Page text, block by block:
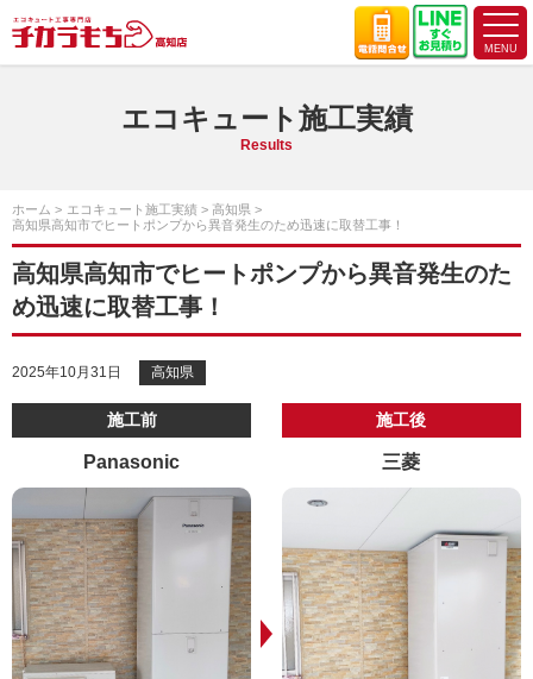
エコキュート施工実績
Results
ホーム エコキュート施工実績
高知県
高知県高知市でヒートポンプから異音発生のため迅速に取替工事！
高知県高知市でヒートポンプから異音発生のた
め迅速に取替工事！
2025年10月31日 高知県
施工前
Panasonic
施工後
三菱